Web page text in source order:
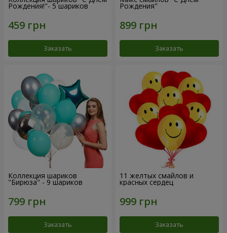
Рождения!"- 5 шариков
Заказать
Рождения"
Заказать
Коллекция шариков
"Бирюза" - 9 шариков
Заказать
11 желтых смайлов и
красных сердец
Заказать